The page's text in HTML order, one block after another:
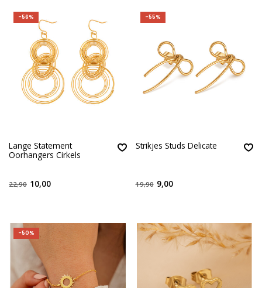
-56%
Lange Statement
Oorhangers Cirkels
22,90 10,00
-55%
Strikjes Studs Delicate
19,90 9,00
-50%